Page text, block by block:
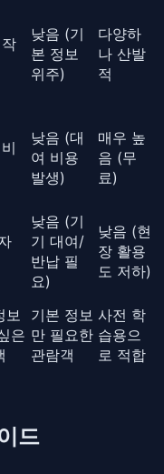
낮음 (기
본 정보
위주)
다양하
나 산발
적
낮음 (대
여 비용
발생)
매우 높
음 (무
료)
낮음 (기
기 대여/
반납 필
요)
낮음 (현
장 활용
도 저하)
보
은
기본 정보
만 필요한
관람객
사전 학
습용으
로 적합
드